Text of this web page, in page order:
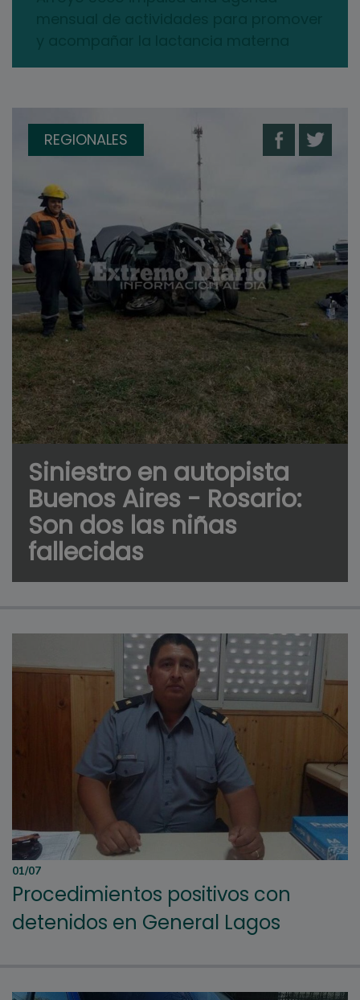
REGIONALES
Siniestro en autopista
Buenos Aires - Rosario:
Son dos las niñas
fallecidas
01/07
Procedimientos positivos con
detenidos en General Lagos